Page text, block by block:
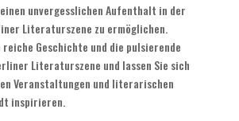
unvergesslichen Aufenthalt in der
Literaturszene zu ermöglichen.
reiche Geschichte und die pulsierende
Literaturszene und lassen Sie sich
Veranstaltungen und literarischen
inspirieren.